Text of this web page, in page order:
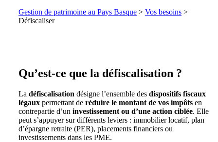
Gestion de patrimoine au Pays Basque > Vos besoins >
Défiscaliser
Qu’est-ce que la défiscalisation ?
La défiscalisation désigne l’ensemble des dispositifs fiscaux
légaux permettant de réduire le montant de vos impôts en
contrepartie d’un investissement ou d’une action ciblée. Elle
peut s’appuyer sur différents leviers : immobilier locatif, plan
d’épargne retraite (PER), placements financiers ou
investissements dans les PME.